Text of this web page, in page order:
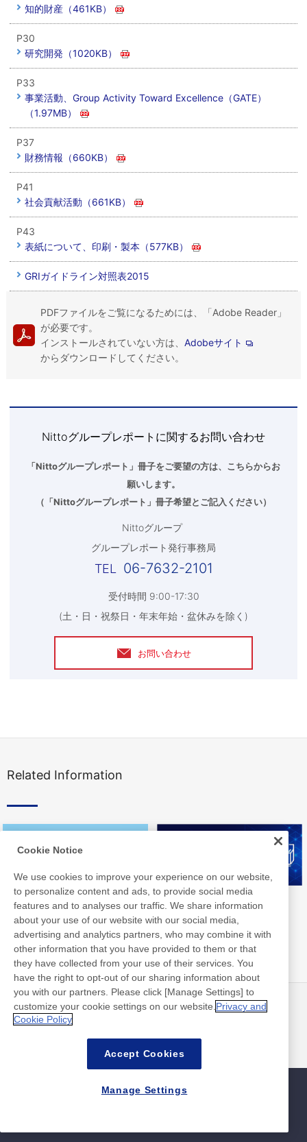
知的財産（461KB）
P30
研究開発（1020KB）
P33
事業活動、Group Activity Toward Excellence（GATE）
（1.97MB）
P37
財務情報（660KB）
P41
社会貢献活動（661KB）
P43
表紙について、印刷・製本（577KB）
GRIガイドライン対照表2015
PDFファイルをご覧になるためには、「Adobe Reader」
が必要です。
インストールされていない方は、 Adobeサイト
からダウンロードしてください。
Nittoグループレポートに関するお問い合わせ
「Nittoグループレポート」冊子をご要望の方は、こちらからお
願いします。
（「Nittoグループレポート 」冊子希望とご記入ください）
Nittoグループ
グループレポート発行事務局
06-7632-2101
受付時間 9:00-17:30
(土・日・祝祭日・年末年始・盆休みを除く)
お問い合わせ
Related Information
Nittoグループ統合報告書 Nittoライブラリ
ニュース
お問い合わせ
よくあるご質問
サイトポリシー
Cookie Notice
We use cookies to improve your experience on our website,
to personalize content and ads, to provide social media
features and to analyses our traffic. We share information
about your use of our website with our social media,
advertising and analytics partners, who may combine it with
other information that you have provided to them or that
they have collected from your use of their services. You
have the right to opt-out of our sharing information about
you with our partners. Please click [Manage Settings] to
customize your cookie settings on our website. Privacy and
Cookie Policy
Accept Cookies
Manage Settings